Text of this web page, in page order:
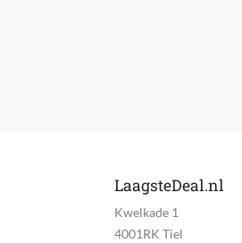
LaagsteDeal.nl
Kwelkade 1
4001RK Tiel